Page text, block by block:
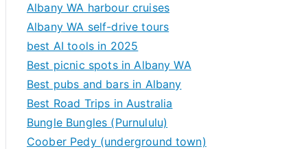
Albany WA harbour cruises
Albany WA self-drive tours
best AI tools in 2025
Best picnic spots in Albany WA
Best pubs and bars in Albany
Best Road Trips in Australia
Bungle Bungles (Purnululu)
Coober Pedy (underground town)